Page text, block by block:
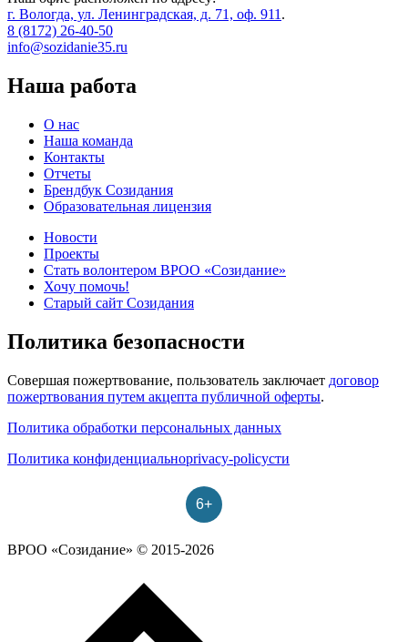
г. Вологда, ул. Ленинградская, д. 71, оф. 911 .
8 (8172) 26-40-50
info@sozidanie35.ru
Наша работа
О нас
Наша команда
Контакты
Отчеты
Брендбук Созидания
Образовательная лицензия
Новости
Проекты
Стать волонтером ВРОО «Созидание»
Хочу помочь!
Старый сайт Созидания
Политика безопасности
Совершая пожертвование, пользователь заключает договор
пожертвования путем акцепта публичной оферты.
Политика обработки персональных данных
Политика конфиденциальноprivacy-policyсти
6+
ВРОО «Созидание» © 2015-2026